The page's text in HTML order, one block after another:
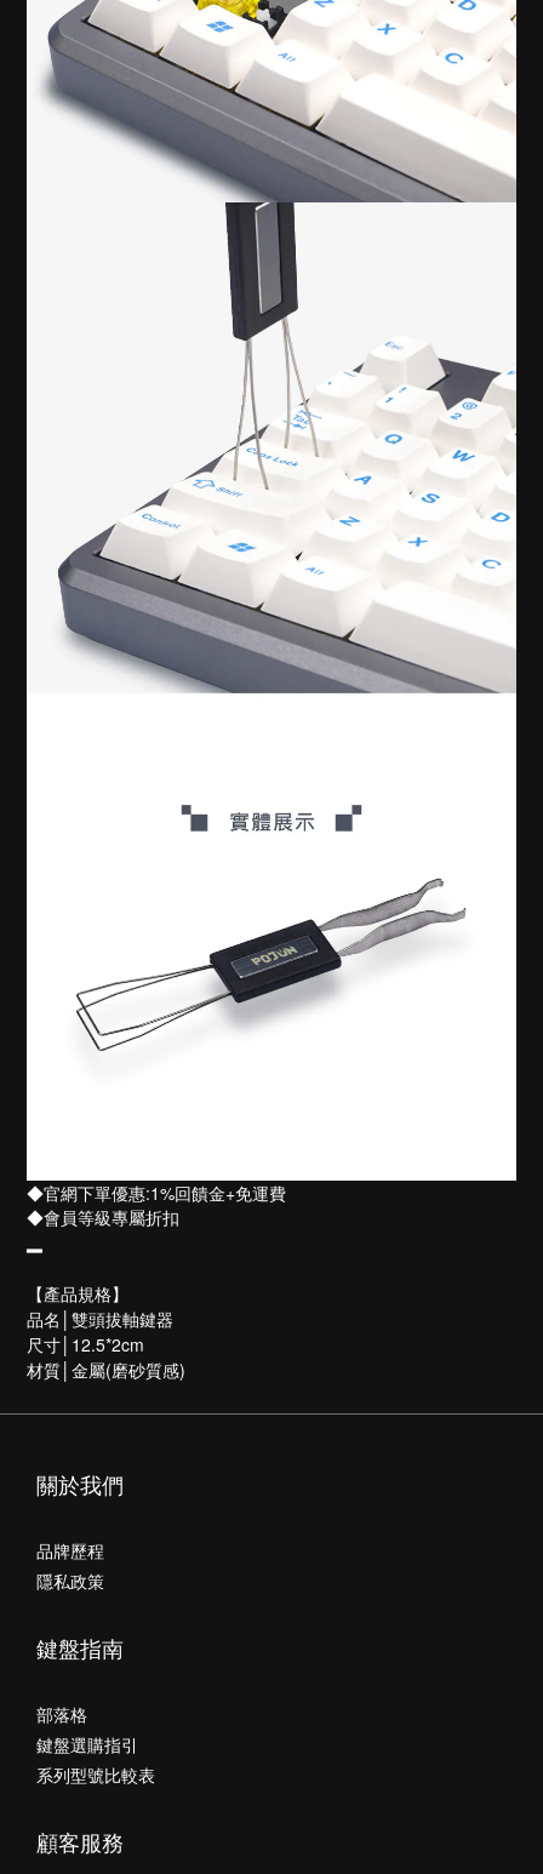
◆官網下單優惠:1%回饋金+免運費
◆會員等級專屬折扣
▂
【產品規格】
品名│ 雙頭拔軸鍵器
尺寸│ 12.5*2cm
材質│金屬(磨砂質感)
關於我們
品牌歷程
隱私政策
鍵盤指南
部落格
鍵盤選購指引
系列型號比較表
顧客服務